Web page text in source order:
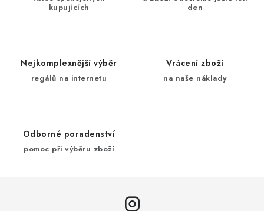
kupujících
den
Nejkomplexnější výběr
regálů na internetu
Vrácení zboží
na naše náklady
Odborné poradenství
pomoc při výběru zboží